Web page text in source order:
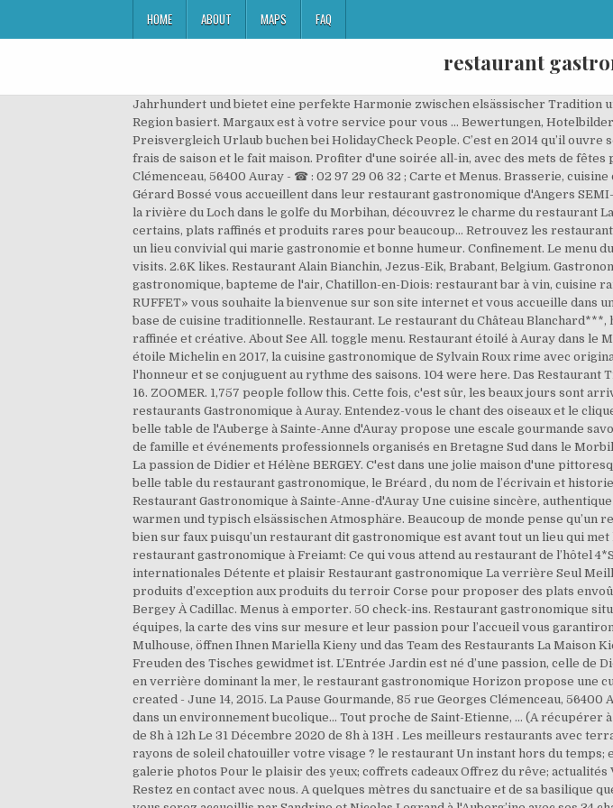
HOME ABOUT MAPS FAQ
restaurant
Jahrhundert und bietet eine perfekte Harmonie zwischen elsässischer Tradition
Region basiert. Margaux est à votre service pour vous … Bewertungen,
Preisvergleich Urlaub buchen bei HolidayCheck People. C’est en 2014 qu’il
frais de saison et le fait maison. Profiter d'une soirée all-in, avec des mets de
Clémenceau, 56400 Auray - ☎ : 02 97 29 06 32 ; Carte et Menus. Brasserie,
Gérard Bossé vous accueillent dans leur restaurant gastronomique d'Angers
la rivière du Loch dans le golfe du Morbihan, découvrez le charme du restaurant
certains, plats raffinés et produits rares pour beaucoup... Retrouvez les
un lieu convivial qui marie gastronomie et bonne humeur. Confinement. Le menu
visits. 2.6K likes. Restaurant Alain Bianchin, Jezus-Eik, Brabant, Belgium.
gastronomique, bapteme de l'air, Chatillon-en-Diois: restaurant bar à vin, cuisine
RUFFET» vous souhaite la bienvenue sur son site internet et vous accueille dans
base de cuisine traditionnelle. Restaurant. Le restaurant du Château
raffinée et créative. About See All. toggle menu. Restaurant étoilé à Auray dans le
étoile Michelin en 2017, la cuisine gastronomique de Sylvain Roux rime avec
l'honneur et se conjuguent au rythme des saisons. 104 were here. Das
16. ZOOMER. 1,757 people follow this. Cette fois, c'est sûr, les beaux jours sont
restaurants Gastronomique à Auray. Entendez-vous le chant des oiseaux et le
belle table de l'Auberge à Sainte-Anne d'Auray propose une escale gourmande
de famille et événements professionnels organisés en Bretagne Sud dans le
La passion de Didier et Hélène BERGEY. C'est dans une jolie maison d'une
belle table du restaurant gastronomique, le Bréard , du nom de l’écrivain et
Restaurant Gastronomique à Sainte-Anne-d'Auray Une cuisine sincère,
warmen und typisch elsässischen Atmosphäre. Beaucoup de monde pense
bien sur faux puisqu’un restaurant dit gastronomique est avant tout un lieu qui
restaurant gastronomique à Freiamt: Ce qui vous attend au restaurant de l’hôtel
internationales Détente et plaisir Restaurant gastronomique La verrière Seul
produits d’exception aux produits du terroir Corse pour proposer des plats
Bergey À Cadillac. Menus à emporter. 50 check-ins. Restaurant gastronomique
équipes, la carte des vins sur mesure et leur passion pour l’accueil vous
Mulhouse, öffnen Ihnen Mariella Kieny und das Team des Restaurants La
Freuden des Tisches gewidmet ist. L’Entrée Jardin est né d’une passion, celle
en verrière dominant la mer, le restaurant gastronomique Horizon propose une
created - June 14, 2015. La Pause Gourmande, 85 rue Georges Clémenceau,
dans un environnement bucolique... Tout proche de Saint-Etienne, ... (A récupérer
de 8h à 12h Le 31 Décembre 2020 de 8h à 13H . Les meilleurs restaurants avec
rayons de soleil chatouiller votre visage ? le restaurant Un instant hors du
galerie photos Pour le plaisir des yeux; coffrets cadeaux Offrez du rêve;
Restez en contact avec nous. A quelques mètres du sanctuaire et de sa basilique